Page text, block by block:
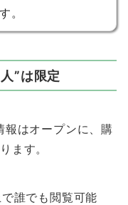
。
”は限定
報はオープンに、購
ます。
誰でも閲覧可能